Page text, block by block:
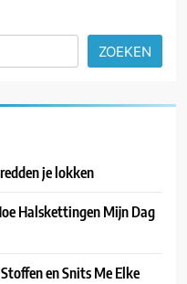
ZOEKEN
je lokken
Halskettingen Mijn Dag
en Snits Me Elke